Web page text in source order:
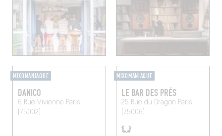
MIXOMANIAQUE
DANICO
6 Rue Vivienne Paris
(75002)
MIXOMANIAQUE
LE BAR DES PRÉS
25 Rue du Dragon Paris
(75006)